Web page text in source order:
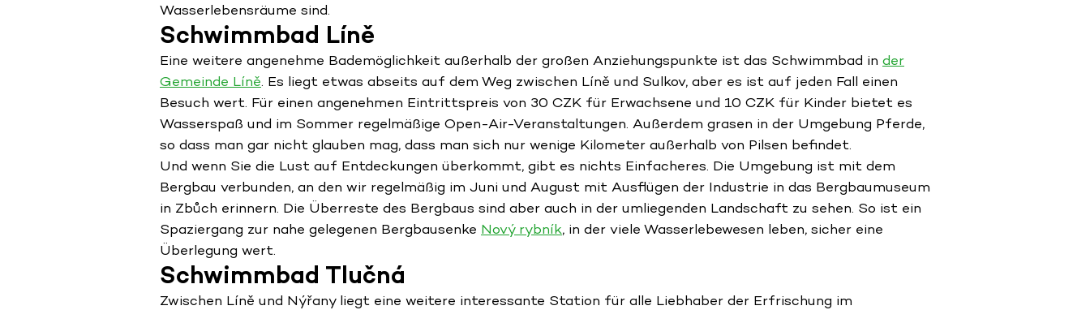
Wasserlebensräume sind.
Schwimmbad Líně
Eine weitere angenehme Bademöglichkeit außerhalb der großen Anziehungspunkte ist das Schwimmbad in der
Gemeinde Líně. Es liegt etwas abseits auf dem Weg zwischen Líně und Sulkov, aber es ist auf jeden Fall einen
Besuch wert. Für einen angenehmen Eintrittspreis von 30 CZK für Erwachsene und 10 CZK für Kinder bietet es
Wasserspaß und im Sommer regelmäßige Open-Air-Veranstaltungen. Außerdem grasen in der Umgebung Pferde,
so dass man gar nicht glauben mag, dass man sich nur wenige Kilometer außerhalb von Pilsen befindet.
Und wenn Sie die Lust auf Entdeckungen überkommt, gibt es nichts Einfacheres. Die Umgebung ist mit dem
Bergbau verbunden, an den wir regelmäßig im Juni und August mit Ausflügen der Industrie in das Bergbaumuseum
in Zbůch erinnern. Die Überreste des Bergbaus sind aber auch in der umliegenden Landschaft zu sehen. So ist ein
Spaziergang zur nahe gelegenen Bergbausenke Nový rybník, in der viele Wasserlebewesen leben, sicher eine
Überlegung wert.
Schwimmbad Tlučná
Zwischen Líně und Nýřany liegt eine weitere interessante Station für alle Liebhaber der Erfrischung im